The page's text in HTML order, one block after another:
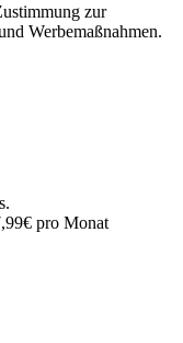
zur
Werbemaßnahmen.
pro Monat